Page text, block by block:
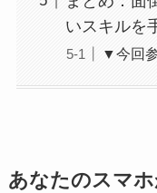
いスキルを
▼今回
あなたのスマ